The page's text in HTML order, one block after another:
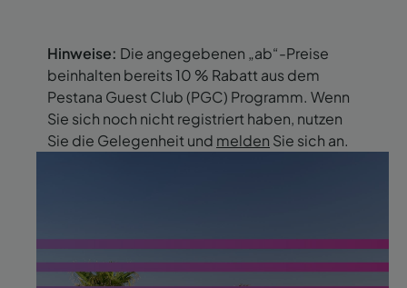
Hinweise: Die angegebenen „ab“-Preise
beinhalten bereits 10 % Rabatt aus dem
Pestana Guest Club (PGC) Programm. Wenn
Sie sich noch nicht registriert haben, nutzen
Sie die Gelegenheit und melden Sie sich an.